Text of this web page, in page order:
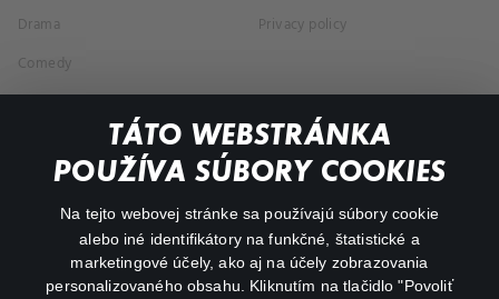
TÁTO WEBSTRÁNKA
POUŽÍVA SÚBORY COOKIES
Na tejto webovej stránke sa používajú súbory cookie
alebo iné identifikátory na funkčné, štatistické a
marketingové účely, ako aj na účely zobrazovania
personalizovaného obsahu. Kliknutím na tlačidlo "Povoliť
Drama
Comedy
Privacy policy
My profile
Important links